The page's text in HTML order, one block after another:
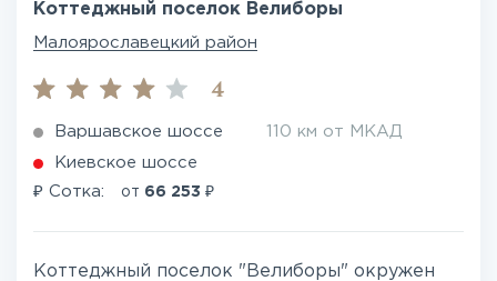
Коттеджный поселок Велиборы
Малоярославецкий район
4
Варшавское шоссе 110 км от МКАД
Киевское шоссе
₽ Сотка: от 66 253 ₽
Коттеджный поселок "Велиборы" окружен